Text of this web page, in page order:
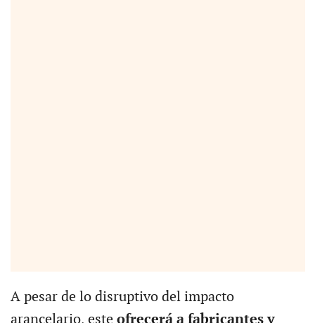
A pesar de lo disruptivo del impacto
arancelario, esteofrecerá a fabricantes y